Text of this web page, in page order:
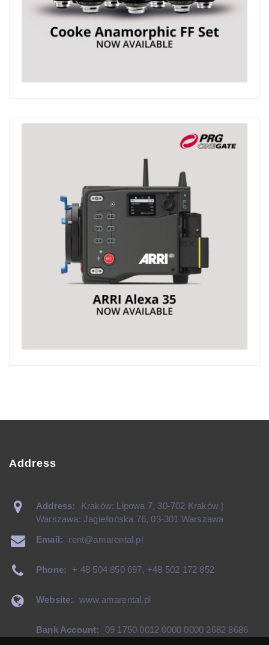
Address
Address:
Kraków: Lipowa 7, 30-702 Kraków |
Warszawa: Jagiellońska 76, 03-301 Warszawa
Email:
rent@amarental.pl
Phone: + 48 504 850 697, +48 502 172 852
Website: www.amarental.pl
Bank Account: 09 1750 0012 0000 0000 2682 8686